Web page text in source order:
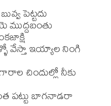
పెట్టదు
ముద్దబంతు
వేస్తా ఇయ్యాల నింగి
చిందుల్లో నీకు
పట్టు బాగనాడరా